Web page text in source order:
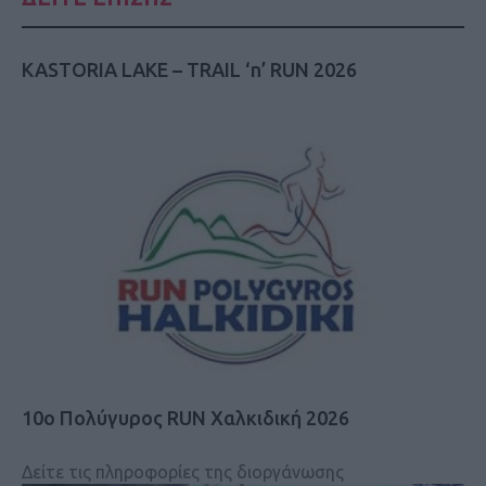
KASTORIA LAKE – TRAIL ‘n’ RUN 2026
10ο Πολύγυρος RUN Χαλκιδική 2026
Δείτε τις πληροφορίες της διοργάνωσης